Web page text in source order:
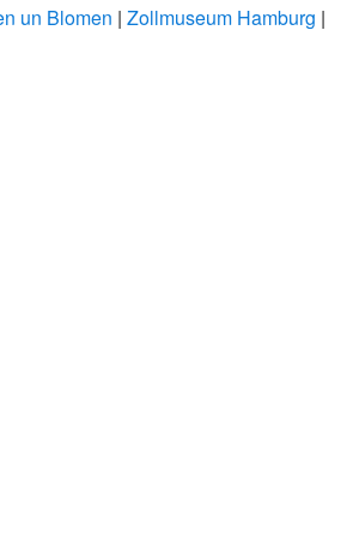
un Blomen | Zollmuseum Hamburg |